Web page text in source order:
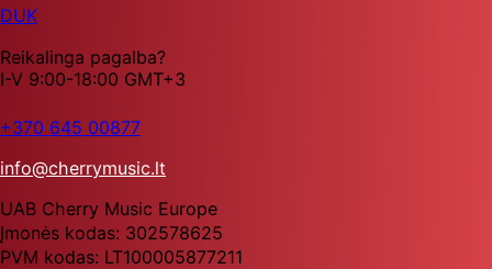
DUK
Reikalinga pagalba?
I-V 9:00-18:00 GMT+3
+370 645 00877
info@cherrymusic.lt
UAB Cherry Music Europe
Įmonės kodas: 302578625
PVM kodas: LT100005877211